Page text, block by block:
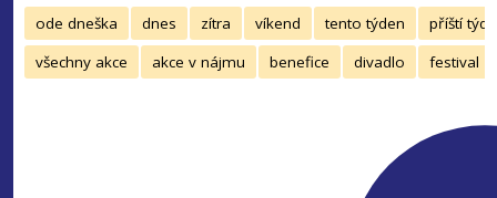
ode dneška dnes zítra víkend tento týden
příští
všechny akce
akce v nájmu benefice divadlo festival